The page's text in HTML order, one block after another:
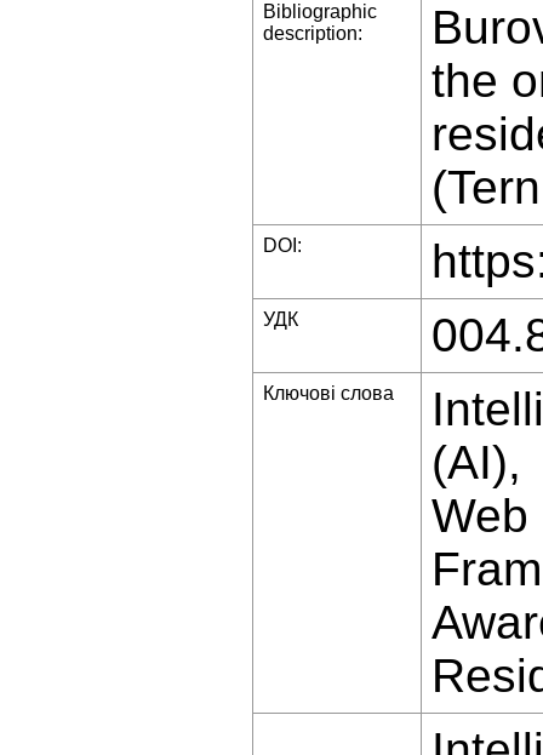
Bibliographic
description:
the
DOI:
УДК
Ключові слова
(AI),
Web